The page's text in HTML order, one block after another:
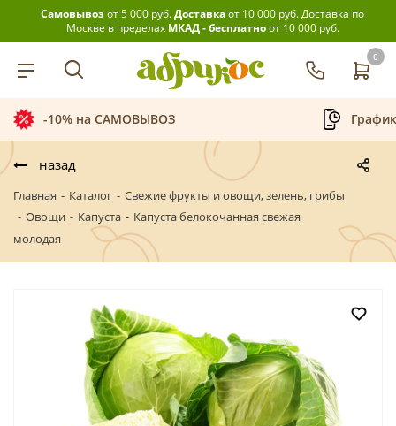
Самовывозот 5 000 руб.Доставкаот 10 000 руб.Доставка по
Москве в пределах МКАД - бесплатноот 10 000 руб.
0
-10% на САМОВЫВОЗ
назад
Главная - Каталог - Свежие фрукты и овощи, зелень, грибы
- Овощи - Капуста - Капуста белокочанная свежая
молодая